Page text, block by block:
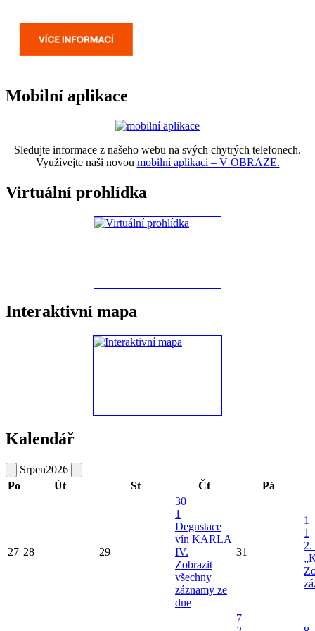
Mobilní aplikace
Sledujte informace z našeho webu na svých chytrých telefonech.
Využívejte naši novou mobilní aplikaci – V OBRAZE.
Virtuální prohlídka
Interaktivní mapa
Kalendář
Srpen2026
Po
Út St Čt Pá
27 28 29
30
1
Degustace
vín KARLA
IV.
Zobrazit
všechny
záznamy ze
dne
31
1
1
2.
7